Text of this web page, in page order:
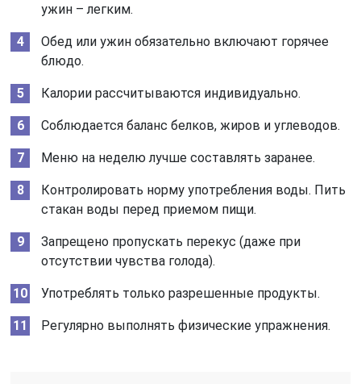
ужин – легким.
Обед или ужин обязательно включают горячее
блюдо.
Калории рассчитываются индивидуально.
Соблюдается баланс белков, жиров и углеводов.
Меню на неделю лучше составлять заранее.
Контролировать норму употребления воды. Пить
стакан воды перед приемом пищи.
Запрещено пропускать перекус (даже при
отсутствии чувства голода).
Употреблять только разрешенные продукты.
Регулярно выполнять физические упражнения.